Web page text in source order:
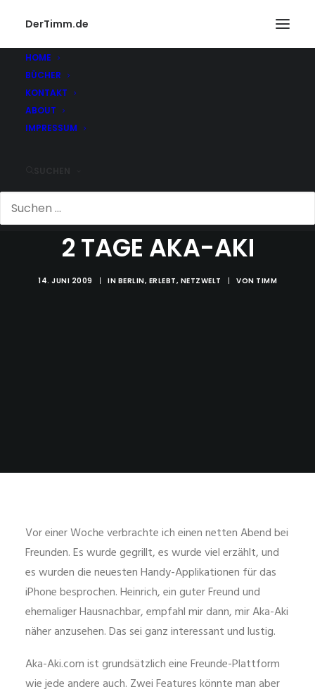
DerTimm.de
HOME
BÜCHER
KONTAKT
ABOUT
IMPRESSUM
2 TAGE AKA-AKI
14. JUNI 2009 | IN BERLIN, ERLEBT, NETZWELT | VON TIMM
Vor einer Woche verbrachte ich einen netten Abend bei
Freunden. Es wurde gegrillt, es wurde viel erzählt, und
es wurden die neuesten Handy-Applikationen für das
iPhone besprochen. Heinrich, ein guter Freund und
ehemaliger Hausnachbar, empfahl mir dann, mir Aka-Aki
näher anzusehen. Das sei ganz interessant und lustig.
Aka-Aki.com ist grundsätzlich eine Freunde-Plattform
wie jede andere auch. Zwei Features könnte man aber